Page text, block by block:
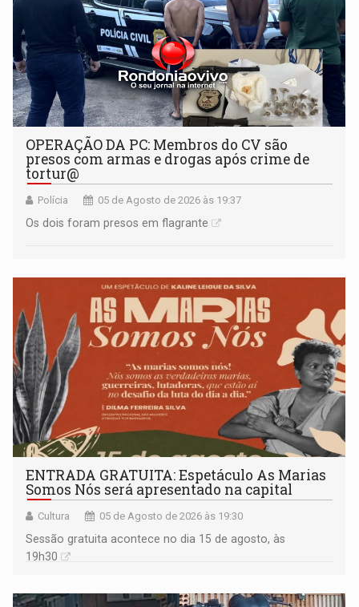
OPERAÇÃO DA PC: Membros do CV são
presos com armas e drogas após crime de
tortur@
Polícia 05 de Agosto de 2026 às 19:37
Os dois foram presos em flagrante
ENTRADA GRATUITA: Espetáculo As Marias
Somos Nós será apresentado na capital
Cultura 05 de Agosto de 2026 às 19:30
Sessão gratuita acontece no dia 15 de agosto, às
19h30